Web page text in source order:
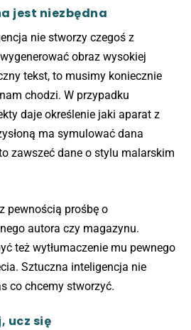
jest niezbędna
nie stworzy czegoś z
obraz wysokiej
tekst, to musimy koniecznie
chodzi. W przypadku
daje określenie jaki aparat z
ma symulować dana
zawszeć dane o stylu malarskim
pewnością prośbę o
autora czy magazynu.
też wytłumaczenie mu pewnego
Sztuczna inteligencja nie
co chcemy stworzyć.
ucz się